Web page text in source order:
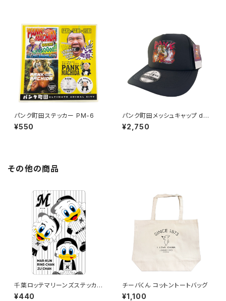
パンク町田ステッカー PM-6
¥550
パンク町田メッシュキャップ des
ign1
¥2,750
その他の商品
千葉ロッテマリーンズステッカー
11
¥440
チーバくん コットントートバッグ
¥1,100